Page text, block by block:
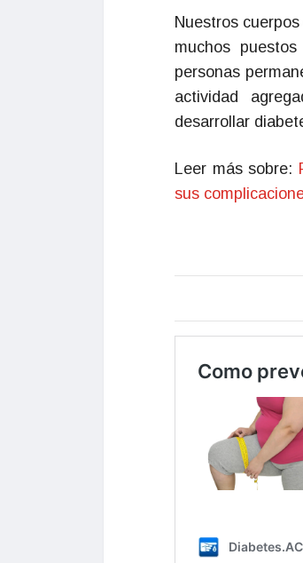
Nuestros
muchos
personas
actividad
desarrollar
Leer más sobre:
sus